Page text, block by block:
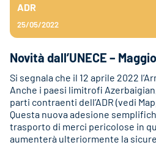
ADR
25/05/2022
Novità dall’UNECE –
Si segnala che il 12 aprile 2022
Anche i paesi limitrofi
parti contraenti dell’ADR (vedi
Questa nuova adesione
trasporto di merci pericolose in
aumenterà ulteriormente la